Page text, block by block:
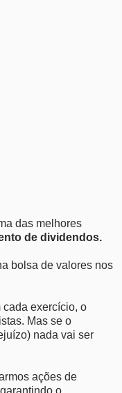
das melhores
de dividendos.
bolsa de valores nos
cada exercício, o
Mas se o
nada vai ser
ações de